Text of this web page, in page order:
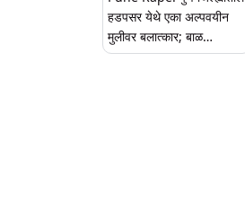
हडपसर येथे एका अल्पवयीन
मुलीवर बलात्कार; बाळ
जन्मल्यानंतर आरोपीविरुद्ध गुन्हा